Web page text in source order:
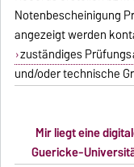
Notenbescheinigung
angezeigt werden
zuständiges
und/oder technische
Mir liegt eine
Guericke-